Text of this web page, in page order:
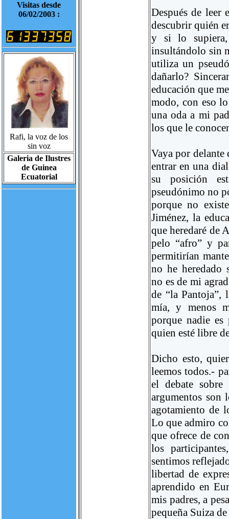
Visitas desde
06/02/2003 :
Rafi, la voz de los
sin voz
Galeria de Ilustres
de Guinea
Ecuatorial
Después de leer
descubrir quién
y si lo supiera,
insultándolo sin
utiliza un
dañarlo?
educación que
modo, con eso
una oda a mi
los que le
Vaya por delante
entrar en una
su posición
pseudónimo no
porque no
Jiménez, la
que heredaré de
pelo “afro” y
permitirían
no he heredado
no es de mi
de “la
mía, y menos
porque nadie es
quien esté libre
Dicho esto,
leemos todos.-
el debate
argumentos son
agotamiento de
Lo que admiro
que ofrece de
los
sentimos
libertad de
aprendido en
mis padres, a
pequeña Suiza